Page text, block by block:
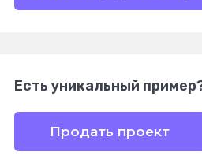
Есть уникальный
Продать проект